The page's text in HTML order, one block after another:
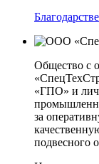
Общество с
«ГПО» и
за
подвесного